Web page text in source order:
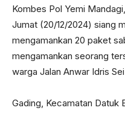
Kombes Pol Yemi
Jumat (20/12/2024) siang
mengamankan 20 paket
mengamankan seorang
warga Jalan Anwar Idris
Gading, Kecamatan Datuk